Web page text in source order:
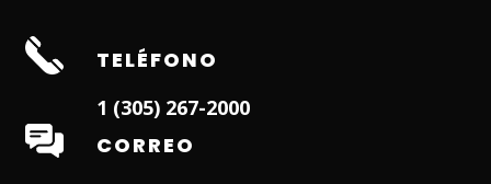
TELÉFONO
1 (305) 267-2000
CORREO